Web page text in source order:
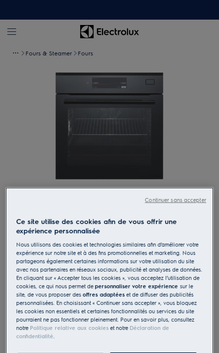
Fours & Steamer Fours
Tapez pour zoomer
EB6PL80QSP
Four encastrable EURO Pyrolyse
BakingCrisp Noir effet miroir
5 (1)
EU Fiche produit
Ce site utilise des cookies afin de vous offrir une
expérience personnalisée
Nous utilisons des cookies et technologies similaires afin d’améliorer votre
expérience sur notre site et à des fins promotionnelles et marketing. Nous
partageons également certaines informations sur votre utilisation du site
avec nos partenaires en réseaux sociaux, publicité et analyses de données.
En cliquant sur « Accepter tous les cookies », vous acceptez l’utilisation de
cookies, ce qui nous permet depersonnaliser votre expériencesur le
site, de vous proposer desoffres adaptées et de diffuser des publicités
personnalisées. En choisissant « Continuer sans accepter », vous bloquez
les cookies non essentiels et certaines fonctionnalités ou services du site
pourraient ne pas fonctionner pleinement. Pour en savoir plus, consultez
notre Politique relative aux cookies et notre Déclaration de
confidentialité.
Continuer sans accepter